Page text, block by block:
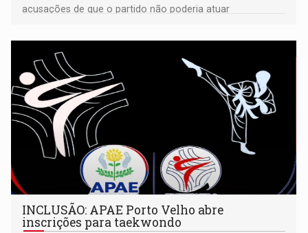
acusações de que o partido não poderia atuar
INCLUSÃO: APAE Porto Velho abre
inscrições para taekwondo